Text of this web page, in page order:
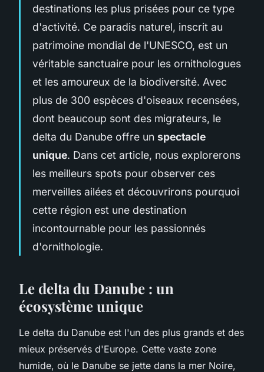
destinations les plus prisées pour ce type
d'activité. Ce paradis naturel, inscrit au
patrimoine mondial de l'UNESCO, est un
véritable sanctuaire pour les ornithologues
et les amoureux de la biodiversité. Avec
plus de 300 espèces d'oiseaux recensées,
dont beaucoup sont des migrateurs, le
delta du Danube offre un spectacle
unique. Dans cet article, nous explorerons
les meilleurs spots pour observer ces
merveilles ailées et découvrirons pourquoi
cette région est une destination
incontournable pour les passionnés
d'ornithologie.
Le delta du Danube : un
écosystème unique
Le delta du Danube est l'un des plus grands et des
mieux préservés d'Europe. Cette vaste zone
humide, où le Danube se jette dans la mer Noire,